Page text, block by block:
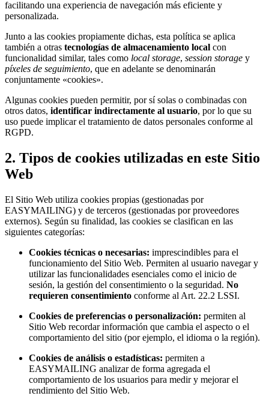
facilitando una experiencia de navegación más eficiente y
personalizada.
Junto a las cookies propiamente dichas, esta política se aplica
también a otras tecnologías de almacenamiento local con
funcionalidad similar, tales como local storage, session storage y
píxeles de seguimiento, que en adelante se denominarán
conjuntamente «cookies».
Algunas cookies pueden permitir, por sí solas o combinadas con
otros datos, identificar indirectamente al usuario, por lo que su
uso puede implicar el tratamiento de datos personales conforme al
RGPD.
2. Tipos de cookies utilizadas en este Sitio
Web
El Sitio Web utiliza cookies propias (gestionadas por
EASYMAILING) y de terceros (gestionadas por proveedores
externos). Según su finalidad, las cookies se clasifican en las
siguientes categorías:
Cookies técnicas o necesarias: imprescindibles para el
funcionamiento del Sitio Web. Permiten al usuario navegar y
utilizar las funcionalidades esenciales como el inicio de
sesión, la gestión del consentimiento o la seguridad. No
requieren consentimiento conforme al Art. 22.2 LSSI.
Cookies de preferencias o personalización: permiten al
Sitio Web recordar información que cambia el aspecto o el
comportamiento del sitio (por ejemplo, el idioma o la región).
Cookies de análisis o estadísticas: permiten a
EASYMAILING analizar de forma agregada el
comportamiento de los usuarios para medir y mejorar el
rendimiento del Sitio Web.